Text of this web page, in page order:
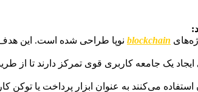
blockchain نوپا طراحی شده است. این هدف
یک جامعه کاربری قوی تمرکز دارند تا از
می‌کنند به عنوان ابزار پرداخت یا توکن